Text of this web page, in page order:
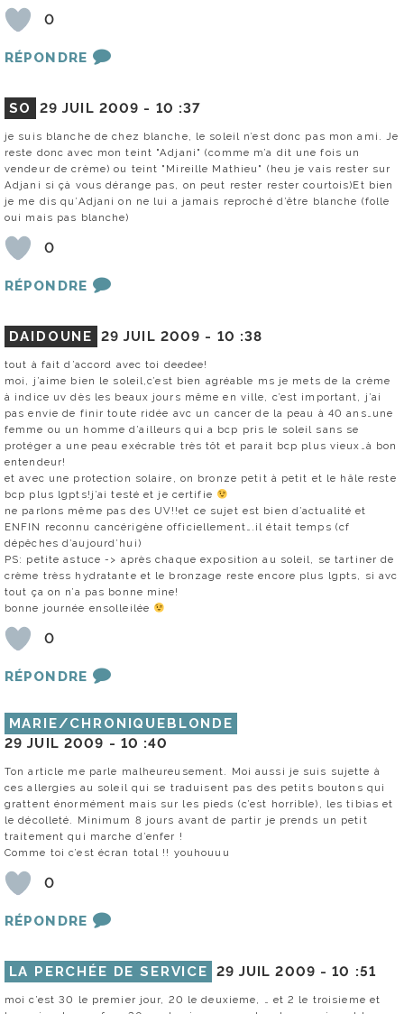
0
RÉPONDRE
SO 29 JUIL 2009 - 10 :37
je suis blanche de chez blanche, le soleil n’est donc pas mon ami. Je
reste donc avec mon teint "Adjani" (comme m’a dit une fois un
vendeur de crème) ou teint "Mireille Mathieu" (heu je vais rester sur
Adjani si çà vous dérange pas, on peut rester rester courtois)Et bien
je me dis qu’Adjani on ne lui a jamais reproché d’être blanche (folle
oui mais pas blanche)
0
RÉPONDRE
DAIDOUNE 29 JUIL 2009 - 10 :38
tout à fait d’accord avec toi deedee!
moi, j’aime bien le soleil,c’est bien agréable ms je mets de la crème
à indice uv dès les beaux jours même en ville, c’est important, j’ai
pas envie de finir toute ridée avc un cancer de la peau à 40 ans…une
femme ou un homme d’ailleurs qui a bcp pris le soleil sans se
protéger a une peau exécrable très tôt et parait bcp plus vieux…à bon
entendeur!
et avec une protection solaire, on bronze petit à petit et le hâle reste
bcp plus lgpts!j’ai testé et je certifie
ne parlons même pas des UV!!et ce sujet est bien d’actualité et
ENFIN reconnu cancérigène officiellement….il était temps (cf
dépêches d’aujourd’hui)
PS: petite astuce -> après chaque exposition au soleil, se tartiner de
crème trèss hydratante et le bronzage reste encore plus lgpts, si avc
tout ça on n’a pas bonne mine!
bonne journée ensolleilée
0
RÉPONDRE
MARIE/CHRONIQUEBLONDE
29 JUIL 2009 - 10 :40
Ton article me parle malheureusement. Moi aussi je suis sujette à
ces allergies au soleil qui se traduisent pas des petits boutons qui
grattent énormément mais sur les pieds (c’est horrible), les tibias et
le décolleté. Minimum 8 jours avant de partir je prends un petit
traitement qui marche d’enfer !
Comme toi c’est écran total !! youhouuu
0
RÉPONDRE
LA PERCHÉE DE SERVICE 29 JUIL 2009 -10 :51
moi c’est 30 le premier jour, 20 le deuxieme, … et 2 le troisieme et